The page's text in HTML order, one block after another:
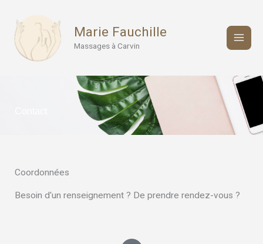
Marie Fauchille
Massages à Carvin
Coordonnées
Besoin d'un renseignement ? De prendre rendez-vous ?